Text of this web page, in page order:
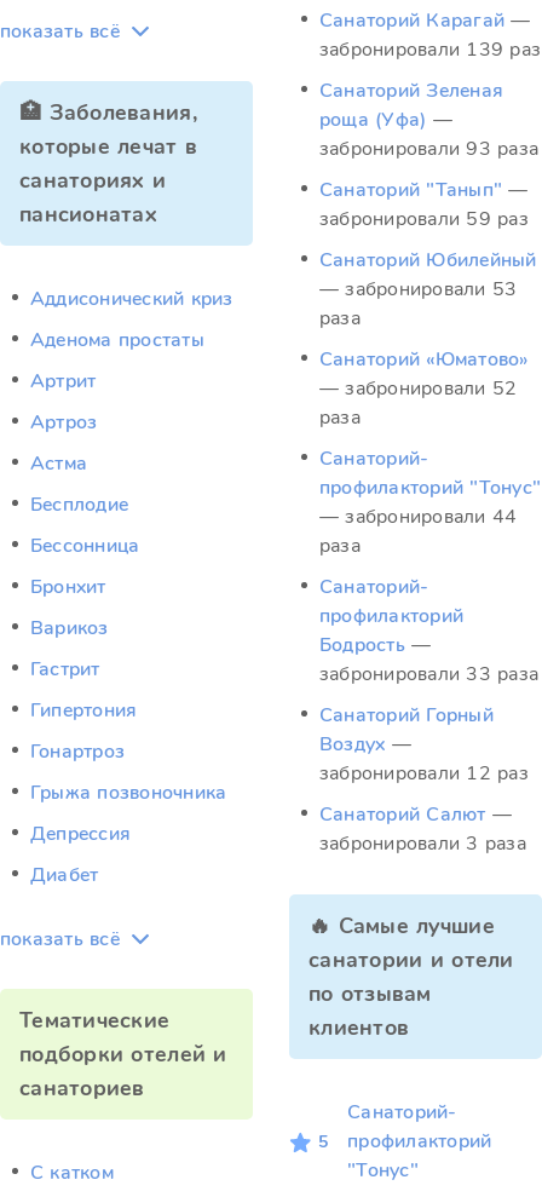
показать всё
🏥 Заболевания,
которые лечат в
санаториях и
пансионатах
Аддисонический криз
Аденома простаты
Артрит
Артроз
Астма
Бесплодие
Бессонница
Бронхит
Варикоз
Гастрит
Гипертония
Гонартроз
Грыжа позвоночника
Депрессия
Диабет
показать всё
Тематические
подборки отелей и
санаториев
C катком
Санаторий Карагай —
забронировали 139 раз
Санаторий Зеленая
роща (Уфа) —
забронировали 93 раза
Санаторий "Танып" —
забронировали 59 раз
Санаторий Юбилейный
— забронировали 53
раза
Санаторий «Юматово»
— забронировали 52
раза
Санаторий-
профилакторий "Тонус"
— забронировали 44
раза
Санаторий-
профилакторий
Бодрость —
забронировали 33 раза
Санаторий Горный
Воздух —
забронировали 12 раз
Санаторий Салют —
забронировали 3 раза
🔥 Самые лучшие
санатории и отели
по отзывам
клиентов
5
Санаторий-
профилакторий
"Тонус"